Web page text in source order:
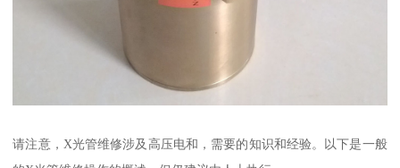
请注意，X光管维修涉及高压电和，需要的知识和经验。以下是一般